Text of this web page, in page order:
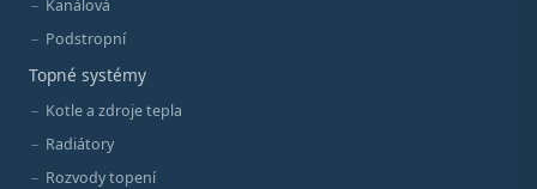
Kanálová
Podstropní
Topné systémy
Kotle a zdroje tepla
Radiátory
Rozvody topení